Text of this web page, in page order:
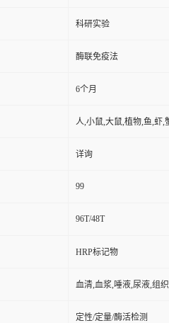
科研实验
酶联免疫法
6个月
人,小鼠,大鼠,植物,鱼,虾,
详询
99
96T/48T
HRP标记物
血清,血浆,唾液,尿液,组
定性/定量/酶活检测